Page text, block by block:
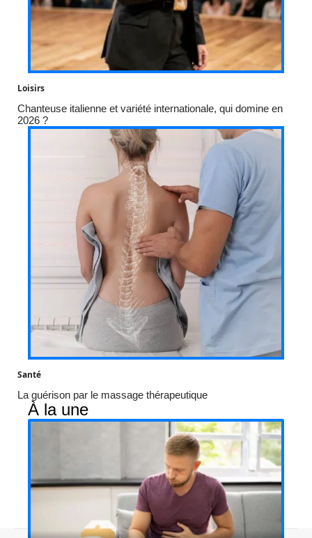
Loisirs
Chanteuse italienne et variété internationale, qui domine en
2026 ?
Santé
La guérison par le massage thérapeutique
À la une